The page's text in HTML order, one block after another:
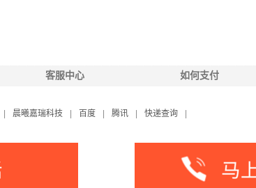
客服中心 如何支付
晨曦嘉瑞科技 百度 腾讯 快递查询